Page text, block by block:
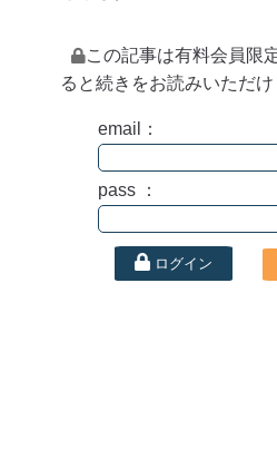
この記事は有料会員限
ると続きをお読みいただけ
email：
pass ：
ログイン